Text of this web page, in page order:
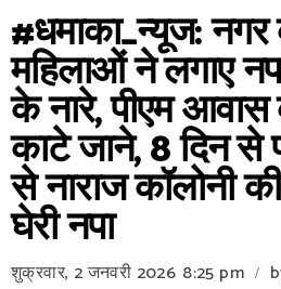
#धमाका_न्यूज:
महिलाओं ने लगाए
के नारे, पीएम आवास
काटे जाने, 8 दिन से
से नाराज कॉलोनी
घेरी नपा
शुक्रवार, 2 जनवरी 2026 8:25 pm /